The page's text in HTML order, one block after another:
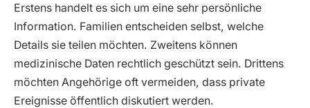
Erstens handelt es sich um eine sehr persönliche
Information. Familien entscheiden selbst, welche
Details sie teilen möchten. Zweitens können
medizinische Daten rechtlich geschützt sein. Drittens
möchten Angehörige oft vermeiden, dass private
Ereignisse öffentlich diskutiert werden.